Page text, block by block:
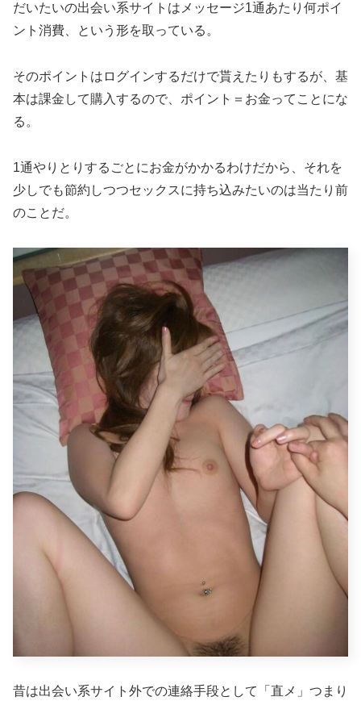
だいたいの出会い系サイトはメッセージ1通あたり何ポイ
ント消費、という形を取っている。
そのポイントはログインするだけで貰えたりもするが、基
本は課金して購入するので、ポイント＝お金ってことにな
る。
1通やりとりするごとにお金がかかるわけだから、それを
少しでも節約しつつセックスに持ち込みたいのは当たり前
のことだ。
昔は出会い系サイト外での連絡手段として「直メ」つまり